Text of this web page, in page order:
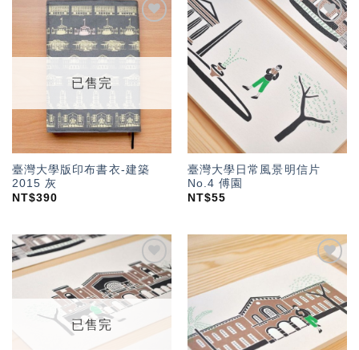
望輕
已售完
臺灣大學版印布書衣-建築
2015 灰
NT$390
加入
「願
望輕
單」
臺灣大學日常風景明信片
No.4 傅園
NT$55
加入
「願
望輕
已售完
「願
望輕
單」